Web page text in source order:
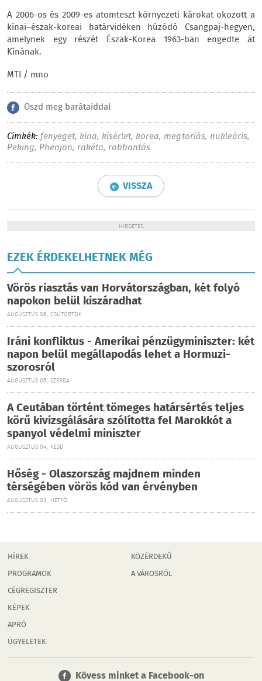
A 2006-os és 2009-es atomteszt környezeti károkat okozott a
kínai–észak-koreai határvidéken húzódó Csangpaj-hegyen,
amelynek egy részét Észak-Korea 1963-ban engedte át
Kínának.
MTI / mno
Oszd meg barátaiddal
Címkék: fenyeget, kína, kísérlet, korea, megtorlás, nukleáris,
Peking, Phenjan, rakéta, robbantás
VISSZA
HIRDETÉS
EZEK ÉRDEKELHETNEK MÉG
Vörös riasztás van Horvátországban, két folyó
napokon belül kiszáradhat
AUGUSZTUS 06., CSÜTÖRTÖK
Iráni konfliktus - Amerikai pénzügyminiszter: két
napon belül megállapodás lehet a Hormuzi-
szorosról
AUGUSZTUS 05., SZERDA
A Ceutában történt tömeges határsértés teljes
körű kivizsgálására szólította fel Marokkót a
spanyol védelmi miniszter
AUGUSZTUS 04., KEDD
Hőség - Olaszország majdnem minden
térségében vörös kód van érvényben
AUGUSZTUS 03., HÉTFŐ
HÍREK
PROGRAMOK
CÉGREGISZTER
KÉPEK
APRÓ
ÜGYELETEK
KÖZÉRDEKŰ
A VÁROSRÓL
Kövess minket a Facebook-on